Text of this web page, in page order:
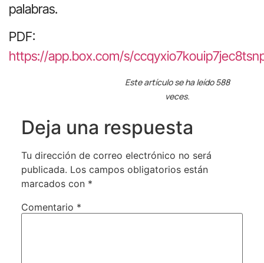
palabras.
PDF:
https://app.box.com/s/
Este artículo se ha leído 588
veces.
Deja una respuesta
Tu dirección de correo electrónico no será
publicada. Los campos obligatorios están
marcados con *
Comentario *